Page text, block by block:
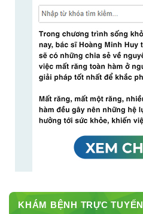
KHÁM BỆNH TRỰC TUYẾN